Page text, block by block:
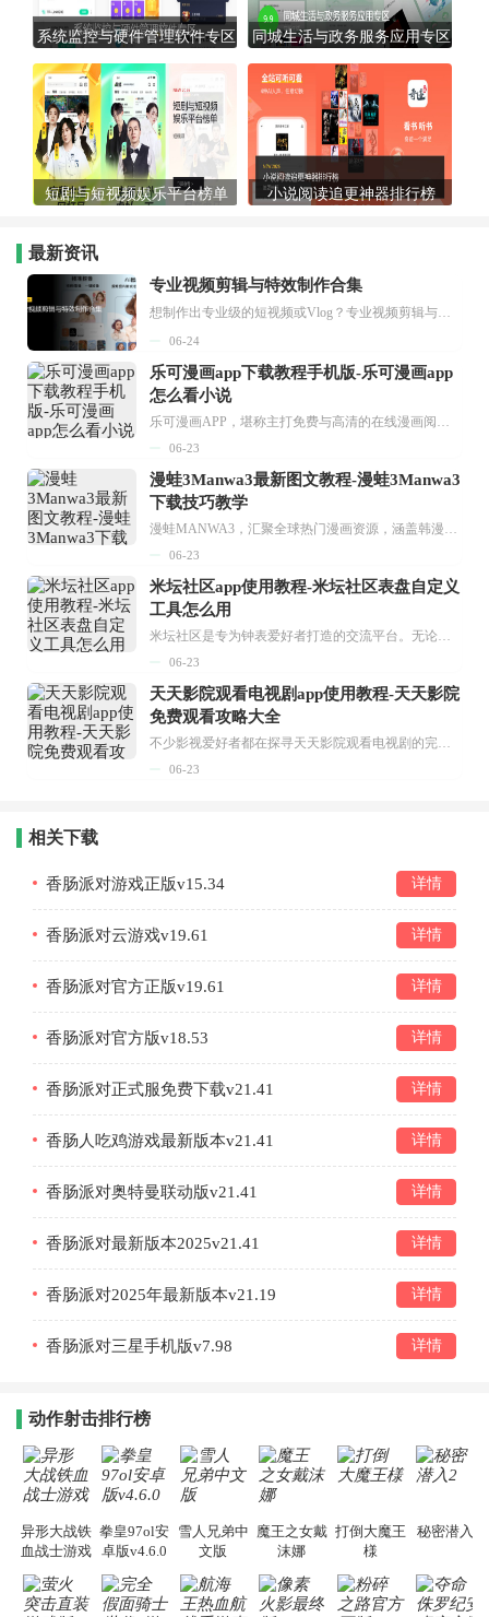
系统监控与硬件管理软件专区 同城生活与政务服务应用专区
短剧与短视频娱乐平台榜单 小说阅读追更神器排行榜
最新资讯
专业视频剪辑与特效制作合集
想制作出专业级的短视频或Vlog？专业视频剪辑与特效制作大全专题为你提供了从剪辑、抠像到特效包装的全套解决方案。无论是添加炫酷的片头、进行精准的视频抠图，还是制...
06-24
乐可漫画app下载教程手机版-乐可漫画app
怎么看小说
乐可漫画APP，堪称主打免费与高清的在线漫画阅读神器。其官方版提供海量完整版漫画资源，无论是国内漫画，还是日漫、韩漫、台漫、美漫等国外漫画，应有尽有，随时供你阅读。只需轻点一下，便能直接进入阅读界面。不仅如此，乐可漫画最新版本更新速度极快，在这里，你总能抢先看到全网一手漫画章节内容！...
06-23
漫蛙3Manwa3最新图文教程-漫蛙3Manwa3
下载技巧教学
漫蛙MANWA3，汇聚全球热门漫画资源，涵盖韩漫、欧美漫画、国漫等多种类型，题材丰富多样，全方位满足用户阅读喜好。它不仅是阅读平台，更是创作平台，为广大用户打造零门槛创作环境。...
06-23
米坛社区app使用教程-米坛社区表盘自定义
工具怎么用
米坛社区是专为钟表爱好者打造的交流平台。无论你是初涉钟表领域的普通爱好者，还是拥有多年收藏经验的资深玩家，都能在此找到属于自己的天地。 无需注册，就能轻松参与其中。通过专业的讨论论坛与丰富的交互功能，你可与世界各地的钟表爱好者畅快交流。若你钟情于钟表，米坛社区无疑是值得一试的理想之选。在这里，你能获取最新的手表资讯，交流见解，提升鉴赏品味，让每一块手表都成为收藏故事中重要的一部分。感兴趣的朋友，不要错过下载机会。...
06-23
天天影院观看电视剧app使用教程-天天影院
免费观看攻略大全
不少影视爱好者都在探寻天天影院观看电视剧的完整方法，结合最新平台使用规则，本篇新手入门攻略全面讲解观看渠道、检索流程、播放设置以及画面模式调整等实用内容。全文适配手机、电脑等主流设备，步骤简洁易懂，无论是初次使用的新手，还是想要优化观影体验的用户，都能参照内容快速上手，熟练掌握平台各项操作技巧，轻松畅享影视内容。...
06-23
相关下载
香肠派对游戏正版v15.34 详情
香肠派对云游戏v19.61 详情
香肠派对官方正版v19.61 详情
香肠派对官方版v18.53 详情
香肠派对正式服免费下载v21.41 详情
香肠人吃鸡游戏最新版本v21.41 详情
香肠派对奥特曼联动版v21.41 详情
香肠派对最新版本2025v21.41 详情
香肠派对2025年最新版本v21.19 详情
香肠派对三星手机版v7.98 详情
动作射击排行榜
异形大战铁
血战士游戏
拳皇97ol安
卓版v4.6.0
雪人兄弟中
文版
魔王之女戴
沫娜
打倒大魔王
様
秘密潜入2